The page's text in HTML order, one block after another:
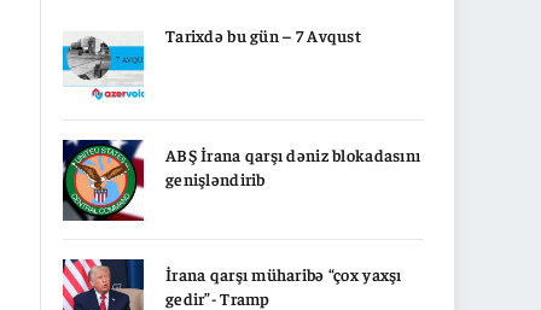
Tarixdə bu gün – 7 Avqust
ABŞ İrana qarşı dəniz blokadasını
genişləndirib
İrana qarşı müharibə “çox yaxşı
gedir”- Tramp